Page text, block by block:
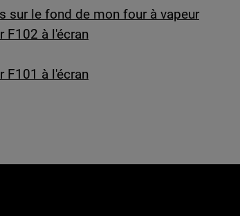
sur le fond de mon four à vapeur
F102 à l'écran
F101 à l'écran